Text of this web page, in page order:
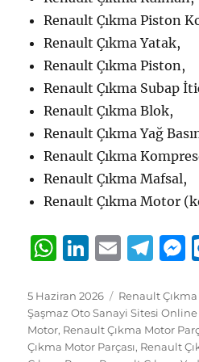
Renault Çıkma Piston
Renault Çıkma Yatak,
Renault Çıkma Piston,
Renault Çıkma Subap
Renault Çıkma Blok,
Renault Çıkma Yağ
Renault Çıkma
Renault Çıkma Mafsal,
Renault Çıkma Motor
W
at
s
A
Li
k
e
d
E
ai
l
T
e
g
r
e
Yayın
tarihi
5 Haziran 2026 Kategoriler
Renault
Şaşmaz Oto Sanayi Sitesi Online
Motor, Renault Çıkma Motor
Çıkma Motor Parçası, Renault